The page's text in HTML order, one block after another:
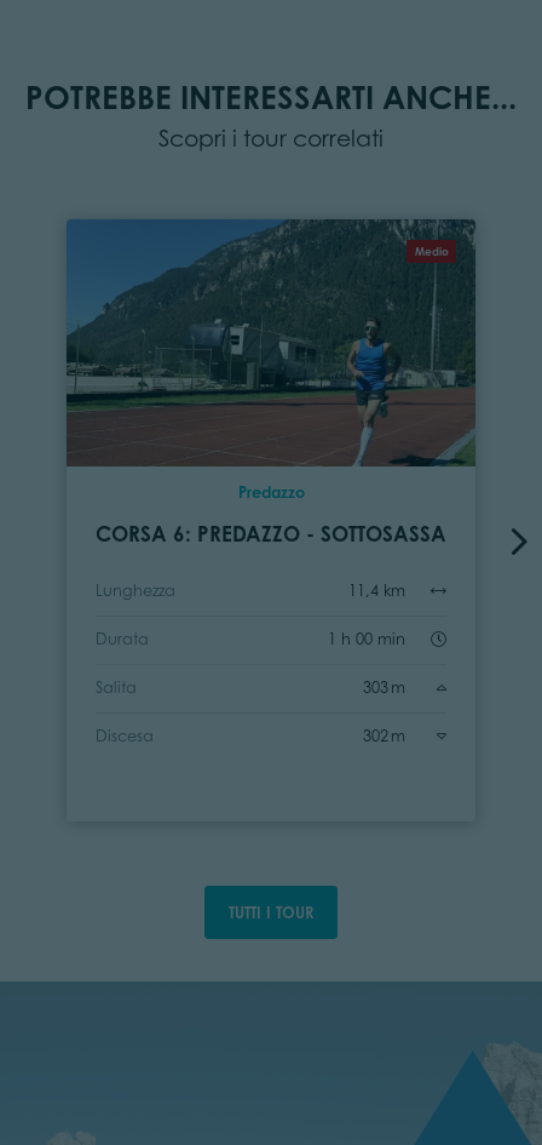
POTREBBE INTERESSARTI ANCHE...
Scopri i tour correlati
Medio
Predazzo
CORSA 6: PREDAZZO - SOTTOSASSA
Lunghezza 11,4 km
Durata 1 h 00 min
Salita 303 m
Discesa 302 m
TUTTI I TOUR